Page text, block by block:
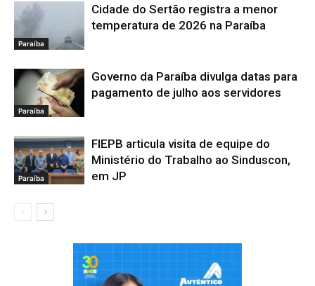
Paraíba
Cidade do Sertão registra a menor
temperatura de 2026 na Paraíba
Paraíba
Governo da Paraíba divulga datas para
pagamento de julho aos servidores
Paraíba
FIEPB articula visita de equipe do
Ministério do Trabalho ao Sinduscon,
em JP